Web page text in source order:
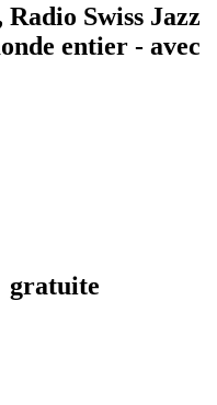
Swiss Jazz
entier - avec
gratuite